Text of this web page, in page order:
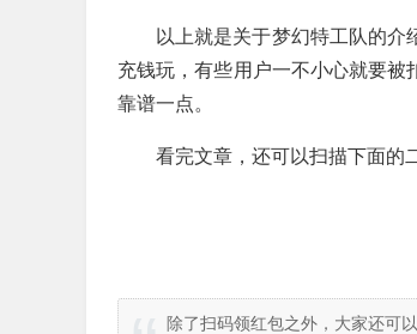
以上就是关于梦幻特工队的
充钱玩，有些用户一不小心就要
靠谱一点。
看完文章，还可以扫描下面的
除了扫码领红包之外，大家还可